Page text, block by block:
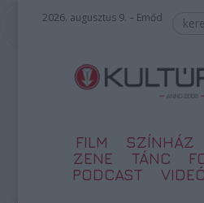
2026. augusztus 9. – Emőd
FILM SZÍNHÁZ
ZENE
TÁNC
PODCAST
VIDEÓ